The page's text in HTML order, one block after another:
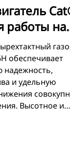
работы на
и в
среды
обеспечивает
надежность,
и удельную
Высотное и
и